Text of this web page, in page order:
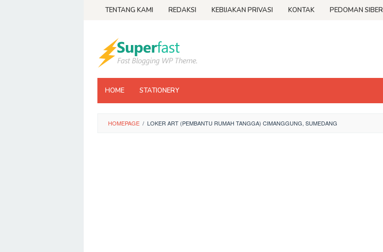
TENTANG KAMI REDAKSI KEBIJAKAN PRIVASI KONTAK PEDOMAN SIBER
HOME STATIONERY
HOMEPAGE / LOKER ART (PEMBANTU RUMAH TANGGA) CIMANGGUNG, SUMEDANG